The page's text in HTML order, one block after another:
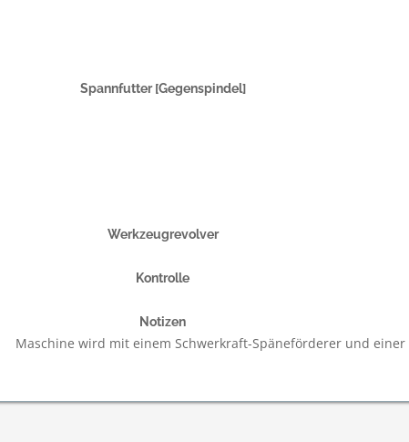
Spannfutter [Gegenspindel]
Werkzeugrevolver
Kontrolle
Notizen
Maschine wird mit einem Schwerkraft-Späneförderer und einer